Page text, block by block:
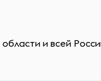
и всей